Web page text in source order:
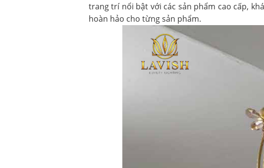
trang trí nổi bật với các sản phẩm cao cấp,
hoàn hảo cho từng sản phẩm.